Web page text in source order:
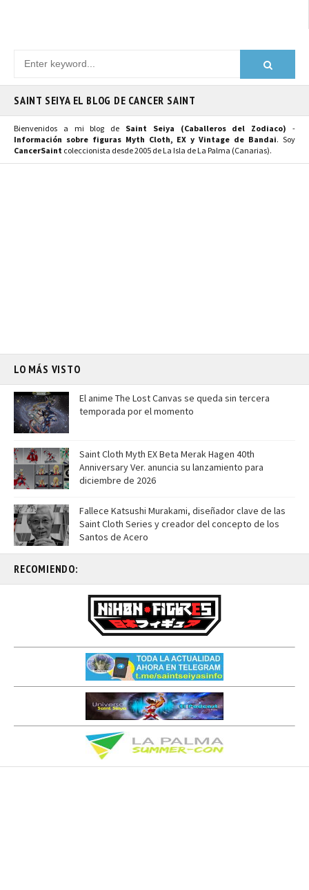
SAINT SEIYA EL BLOG DE CANCER SAINT
Bienvenidos a mi blog de Saint Seiya (Caballeros del Zodiaco) -
Información sobre figuras Myth Cloth, EX y Vintage de Bandai. Soy
CancerSaint coleccionista desde 2005 de La Isla de La Palma (Canarias).
LO MÁS VISTO
El anime The Lost Canvas se queda sin tercera
temporada por el momento
Saint Cloth Myth EX Beta Merak Hagen 40th
Anniversary Ver. anuncia su lanzamiento para
diciembre de 2026
Fallece Katsushi Murakami, diseñador clave de las
Saint Cloth Series y creador del concepto de los
Santos de Acero
RECOMIENDO: